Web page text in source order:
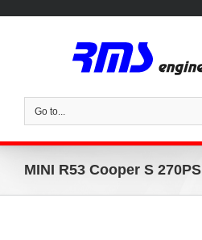
Go to...
MINI R53 Cooper S 270PS